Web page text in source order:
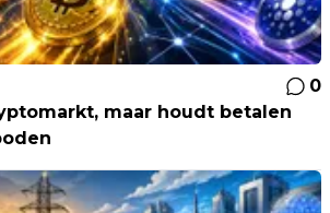
0
maar houdt betalen